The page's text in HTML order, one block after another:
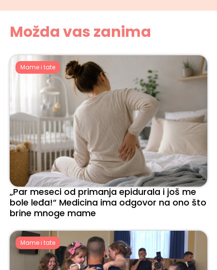
Možda vas zanima
Mame i tate
„Par meseci od primanja epidurala i još me
bole leđa!“ Medicina ima odgovor na ono što
brine mnoge mame
Mame i tate